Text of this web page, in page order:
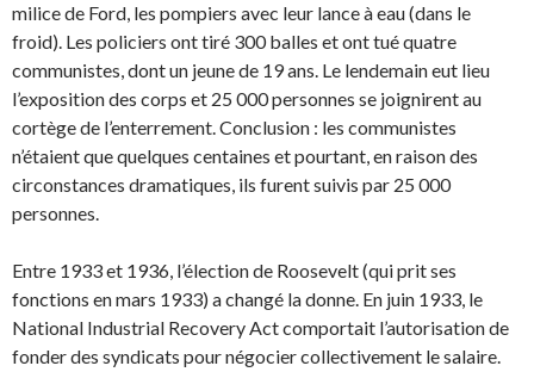
milice de Ford, les pompiers avec leur lance à eau (dans le
froid). Les policiers ont tiré 300 balles et ont tué quatre
communistes, dont un jeune de 19 ans. Le lendemain eut lieu
l’ex­position des corps et 25 000 personnes se joignirent au
cortège de l’enterrement. Conclusion : les communistes
n’étaient que quelques centaines et pourtant, en raison des
circonstances dramati­ques, ils furent suivis par 25 000
personnes.
Entre 1933 et 1936, l’élection de Roosevelt (qui prit ses
fonctions en mars 1933) a changé la don­ne. En juin 1933, le
National Industrial Recovery Act comportait l’autorisation de
fonder des syn­dicats pour négocier collectivement le salaire.